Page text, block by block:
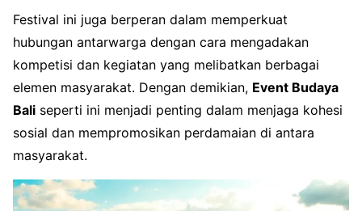
Festival ini juga berperan dalam memperkuat
hubungan antarwarga dengan cara mengadakan
kompetisi dan kegiatan yang melibatkan berbagai
elemen masyarakat. Dengan demikian, Event Budaya
Bali seperti ini menjadi penting dalam menjaga kohesi
sosial dan mempromosikan perdamaian di antara
masyarakat.